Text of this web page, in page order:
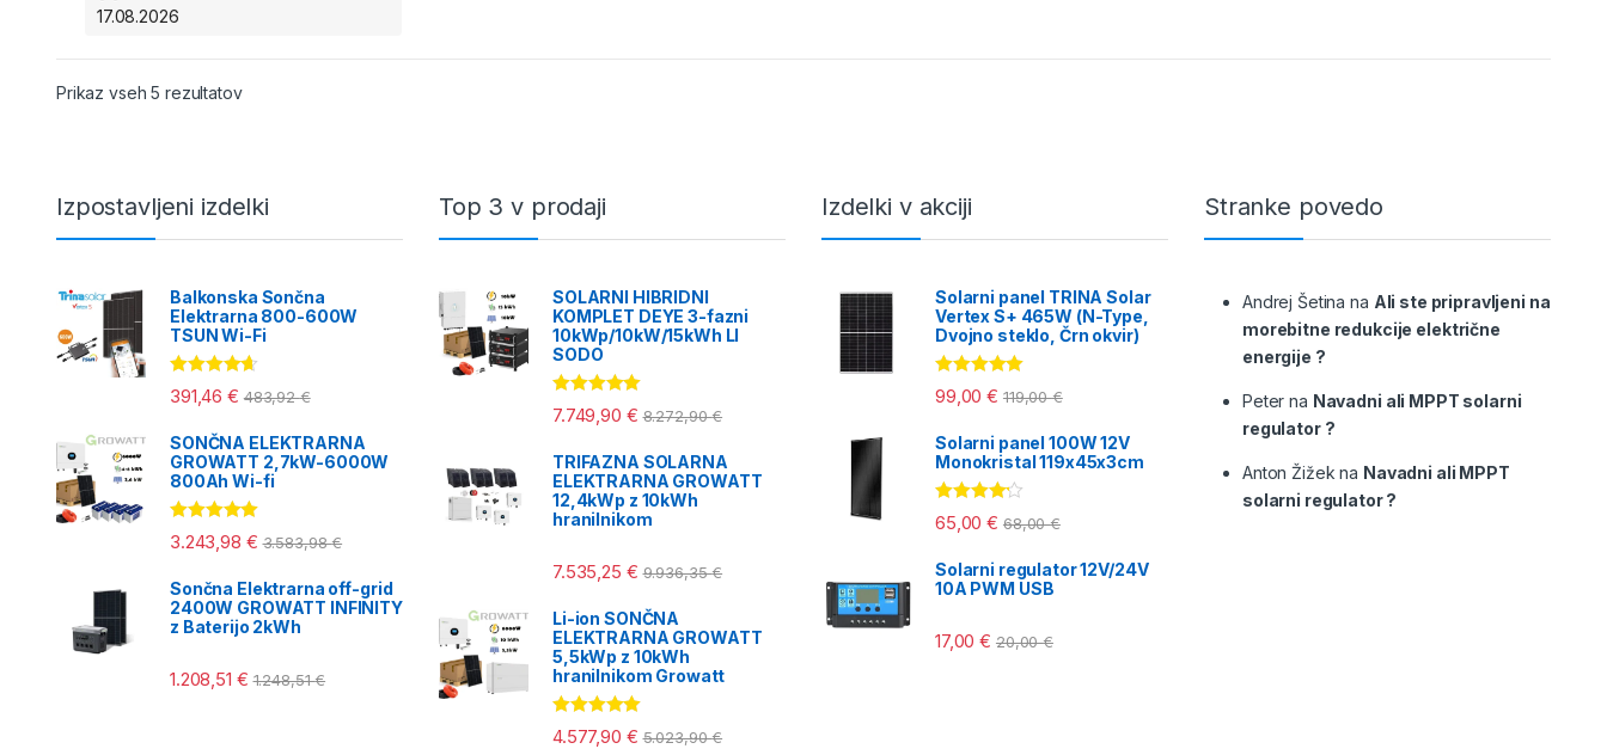
17.08.2026
Prikaz vseh 5 rezultatovRazvrščeno po ceni: od najnižje do najvišje
Izpostavljeni izdelki
Balkonska Sončna
Elektrarna 800-600W
TSUN Wi-Fi
Ocenjeno
4.50od 5
391,46€ 483,92€
SONČNA ELEKTRARNA
GROWATT 2,7kW-6000W
800Ah Wi-fi
Ocenjeno
5.00od 5
3.243,98 € 3.583,98€
Sončna Elektrarna off-grid
2400W GROWATT INFINITY
z Baterijo 2kWh
1.208,51 € 1.248,51€
Top 3 v prodaji
SOLARNI HIBRIDNI
KOMPLET DEYE 3-fazni
10kWp/10kW/15kWh LI
SODO
Ocenjeno
5.00od 5
7.749,90 € 8.272,90€
TRIFAZNA SOLARNA
ELEKTRARNA GROWATT
12,4kWp z 10kWh
hranilnikom
7.535,25 € 9.936,35€
Li-ion SONČNA
ELEKTRARNA GROWATT
5,5kWp z 10kWh
hranilnikom Growatt
Ocenjeno
5.00od 5
4.577,90 € 5.023,90€
Izdelki v akciji
Solarni panel TRINA Solar
Vertex S+ 465W (N-Type,
Dvojno steklo, Črn okvir)
Ocenjeno
5.00od 5
99,00€ 119,00€
Solarni panel 100W 12V
Monokristal 119x45x3cm
Ocenjeno
4.00od 5
65,00€ 68,00€
Solarni regulator 12V/24V
10A PWM USB
17,00€ 20,00€
Stranke povedo
Andrej Šetina na Ali ste pripravljeni na
morebitne redukcije električne
energije ?
Peter na Navadni ali MPPT solarni
regulator ?
Anton Žižek na Navadni ali MPPT
solarni regulator ?